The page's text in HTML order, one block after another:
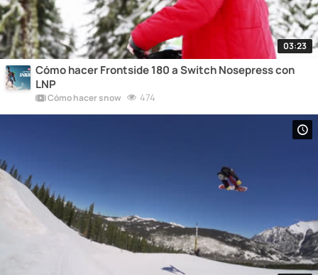
03:23
Cómo hacer Frontside 180 a Switch Nosepress con
LNP
Cómo hacer snow 474